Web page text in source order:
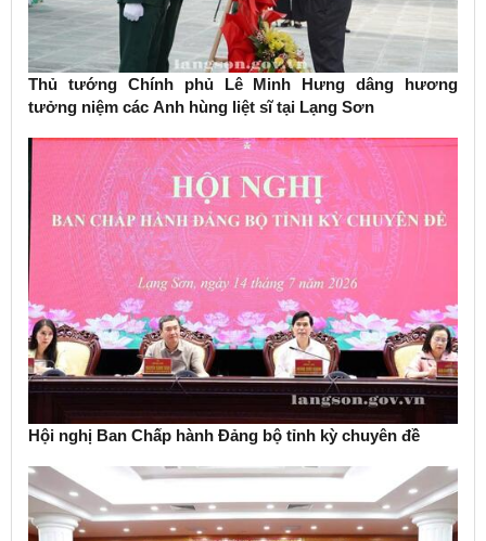
Thủ tướng Chính phủ Lê Minh Hưng dâng hương
tưởng niệm các Anh hùng liệt sĩ tại Lạng Sơn
Hội nghị Ban Chấp hành Đảng bộ tỉnh kỳ chuyên đề